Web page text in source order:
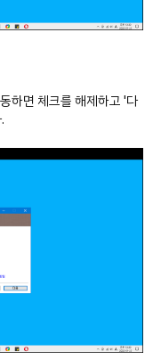
하면 체크를 해제하고 '다